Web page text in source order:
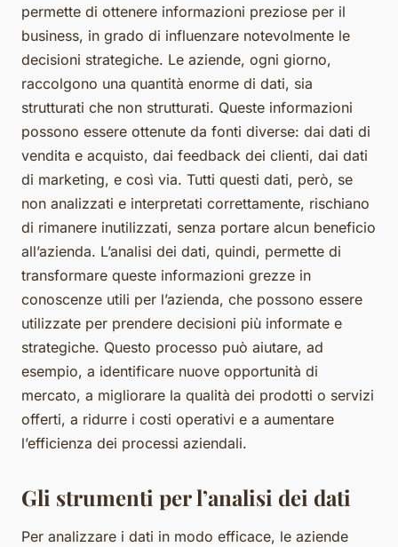
permette di ottenere informazioni preziose per il
business, in grado di influenzare notevolmente le
decisioni strategiche. Le aziende, ogni giorno,
raccolgono una quantità enorme di dati, sia
strutturati che non strutturati. Queste informazioni
possono essere ottenute da fonti diverse: dai dati di
vendita e acquisto, dai feedback dei clienti, dai dati
di marketing, e così via. Tutti questi dati, però, se
non analizzati e interpretati correttamente, rischiano
di rimanere inutilizzati, senza portare alcun beneficio
all’azienda. L’analisi dei dati, quindi, permette di
transformare queste informazioni grezze in
conoscenze utili per l’azienda, che possono essere
utilizzate per prendere decisioni più informate e
strategiche. Questo processo può aiutare, ad
esempio, a identificare nuove opportunità di
mercato, a migliorare la qualità dei prodotti o servizi
offerti, a ridurre i costi operativi e a aumentare
l’efficienza dei processi aziendali.
Gli strumenti per l’analisi dei dati
Per analizzare i dati in modo efficace, le aziende